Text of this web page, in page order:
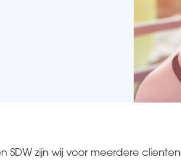
SDW zijn wij voor meerdere clienten